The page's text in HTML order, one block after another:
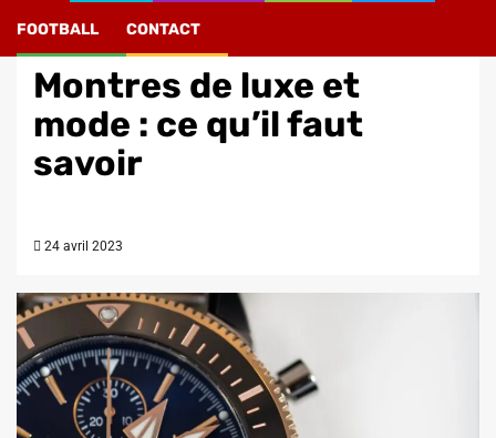
FOOTBALL CONTACT
Montres de luxe et
mode : ce qu’il faut
savoir
24 avril 2023